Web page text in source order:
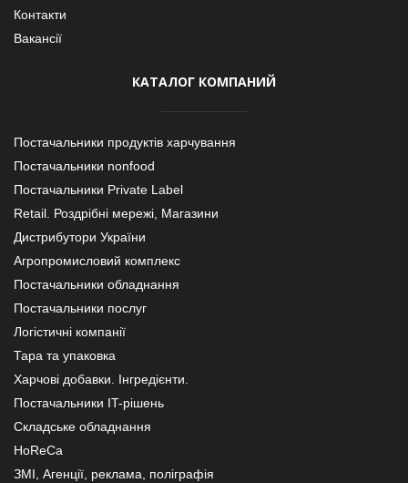
Контакти
Вакансії
КАТАЛОГ КОМПАНИЙ
Постачальники продуктів харчування
Постачальники nonfood
Постачальники Private Label
Retail. Роздрібні мережі, Магазини
Дистрибутори України
Агропромисловий комплекс
Постачальники обладнання
Постачальники послуг
Логістичні компанії
Тара та упаковка
Харчові добавки. Інгредієнти.
Постачальники IT-рішень
Складське обладнання
HoReCa
ЗМІ, Агенції, реклама, поліграфія